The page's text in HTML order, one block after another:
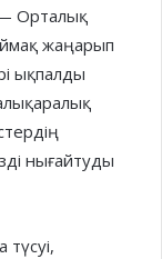
Орталық
жаңарып
ық­пал­ды
нығайтуды